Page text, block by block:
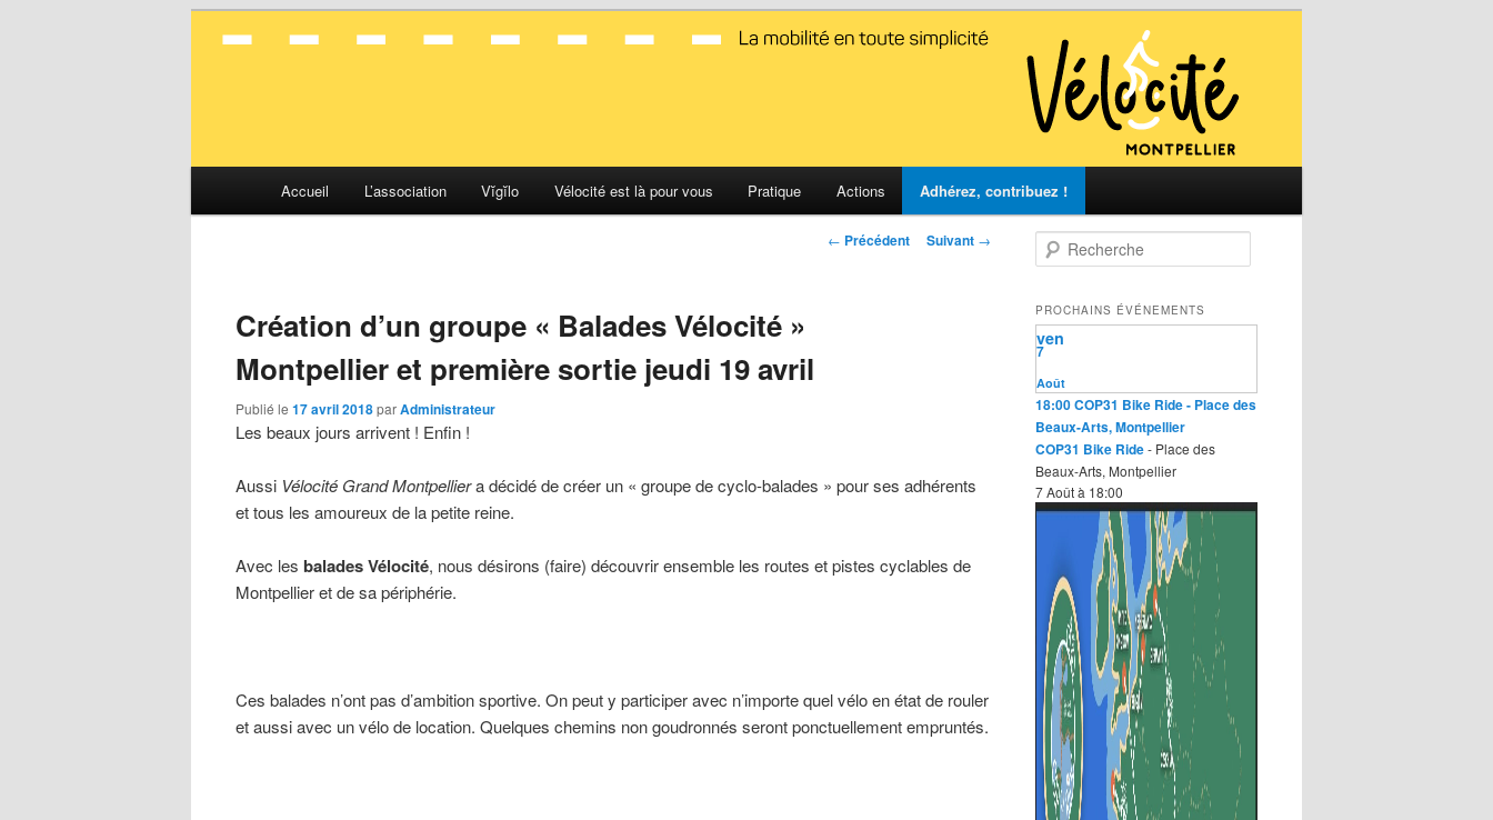
Aller
principal
Aller
secondaire
Accueil L’association Vĭgĭlo Vélocité est là pour vous Pratique Actions Adhérez, contribuez !
Navigation
← Précédent Suivant →
Création d’un groupe « Balades Vélocité »
Montpellier et première sortie jeudi 19 avril
Publié le 17 avril 2018parAdministrateur
Les beaux jours arrivent ! Enfin !
Aussi Vélocité Grand Montpelliera décidé de créer un « groupe de cyclo-balades » pour ses adhérents
et tous les amoureux de la petite reine.
Avec les balades Vélocité, nous désirons (faire) découvrir ensemble les routes et pistes cyclables de
Montpellier et de sa périphérie.
Ces balades n’ont pas d’ambition sportive. On peut y participer avec n’importe quel vélo en état de rouler
et aussi avec un vélo de location. Quelques chemins non goudronnés seront ponctuellement empruntés.
e
h
e
r
h
e
PROCHAINS ÉVÉNEMENTS
Août
7
ven
18:00COP31 Bike Ride- Place des
Beaux-Arts, Montpellier
COP31 Bike Ride- Place des
Beaux-Arts, Montpellier
7 Août à 18:00